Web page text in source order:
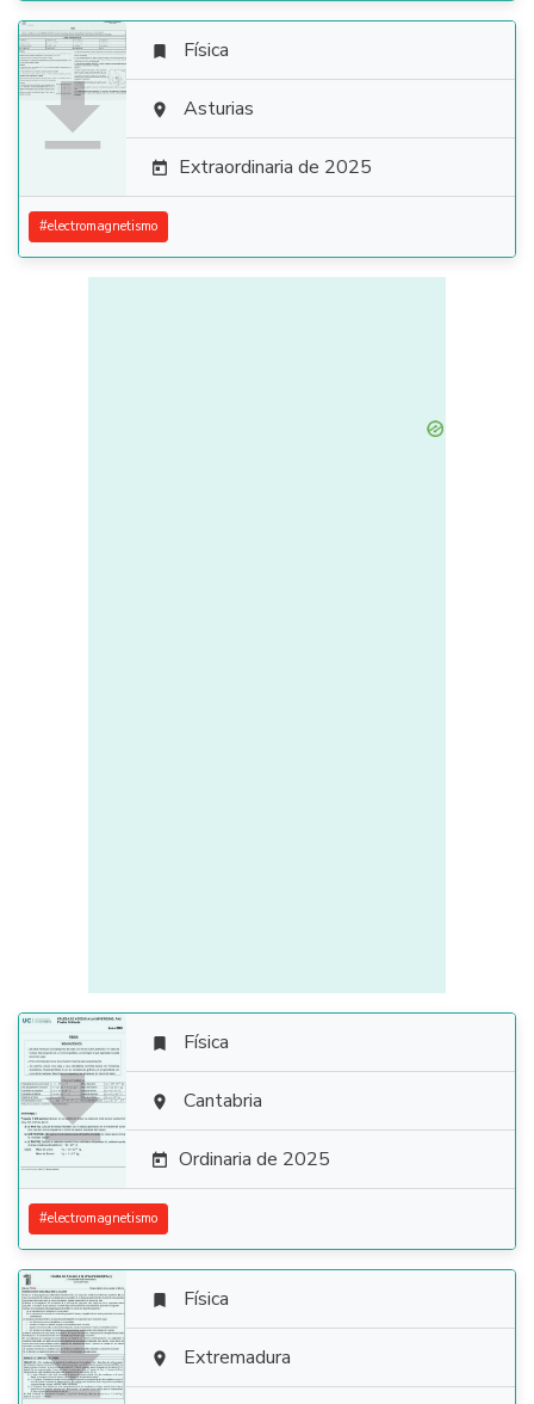

 Física
 Asturias
 Extraordinaria de 2025
#electromagnetismo

 Física
 Cantabria
 Ordinaria de 2025
#electromagnetismo

 Física
 Extremadura